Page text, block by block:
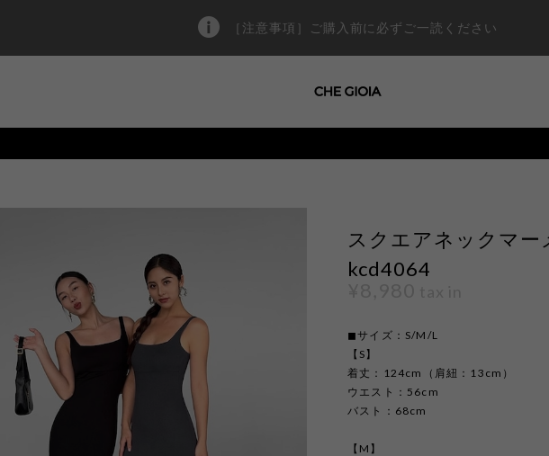
［注意事項］ご購入前に必ずご一読ください
スクエアネックマ
kcd4064
◼︎サイズ：S/M/L
【S】
着丈：124cm（肩紐：13cm）
ウエスト：56cm
バスト：68cm
【M】